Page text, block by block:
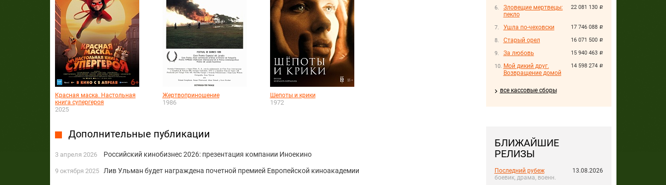
22 081 130 руб.
Зловещие мертвецы:
пекло
17 746 088 руб.
Ушла по-чеховски
16 071 500 руб.
Старый орел
15 940 463 руб.
За любовь
14 598 274 руб.
Мой дикий друг.
Возвращение домой
все кассовые сборы
БЛИЖАЙШИЕ
РЕЛИЗЫ
Последний рубеж
боевик, драма, военн.
13.08.2026
Красная маска. Настольная
книга супергероя
2025
Жертвоприношение
1986
Шепоты и крики
1972
Дополнительные публикации
3 апреля 2026 Российский кинобизнес 2026: презентация компании Иноекино
9 октября 2025 Лив Ульман будет награждена почетной премией Европейской киноакадемии